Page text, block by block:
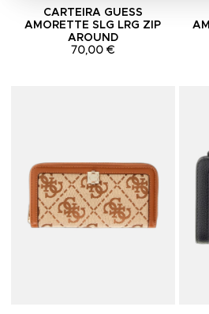
CARTEIRA GUESS
AMORETTE SLG LRG ZIP
AROUND
70,00 €